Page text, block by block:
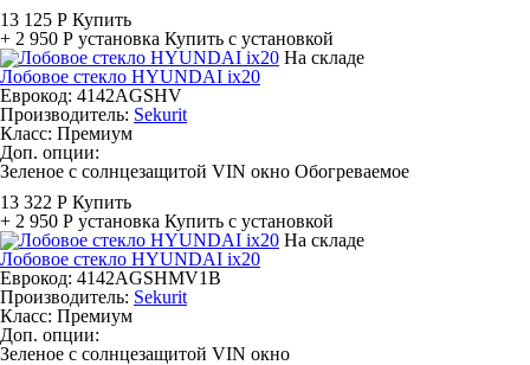
13 125 Р Купить
+ 2 950 Р установка Купить с установкой
На складе
Лобовое стекло HYUNDAI ix20
Еврокод: 4142AGSHV
Производитель: Sekurit
Класс: Премиум
Доп. опции:
Зеленое с солнцезащитой VIN окно Обогреваемое
13 322 Р Купить
+ 2 950 Р установка Купить с установкой
На складе
Лобовое стекло HYUNDAI ix20
Еврокод: 4142AGSHMV1B
Производитель: Sekurit
Класс: Премиум
Доп. опции:
Зеленое с солнцезащитой VIN окно